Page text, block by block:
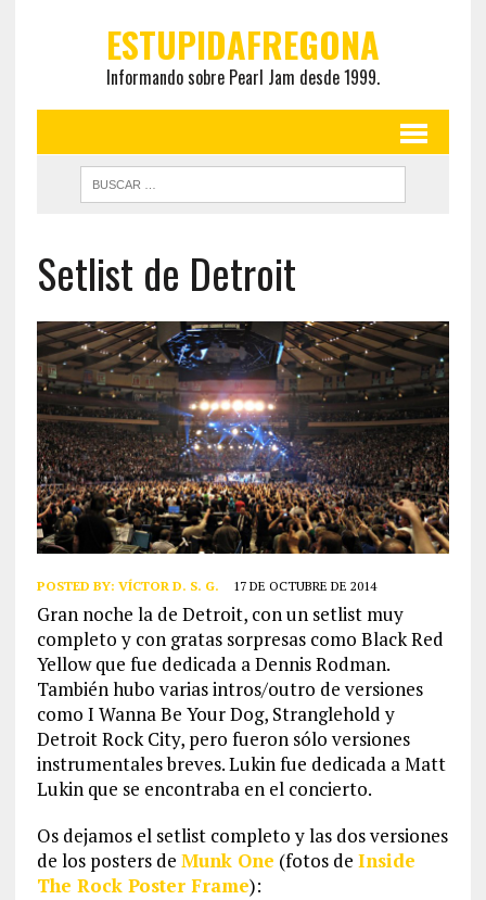
ESTUPIDAFREGONA
Informando sobre Pearl Jam desde 1999.
Setlist de Detroit
POSTED BY: VÍCTOR D. S. G. 17 DE OCTUBRE DE 2014
Gran noche la de Detroit, con un setlist muy
completo y con gratas sorpresas como Black Red
Yellow que fue dedicada a Dennis Rodman.
También hubo varias intros/outro de versiones
como I Wanna Be Your Dog, Stranglehold y
Detroit Rock City, pero fueron sólo versiones
instrumentales breves. Lukin fue dedicada a Matt
Lukin que se encontraba en el concierto.
Os dejamos el setlist completo y las dos versiones
de los posters de Munk One (fotos de Inside
The Rock Poster Frame):